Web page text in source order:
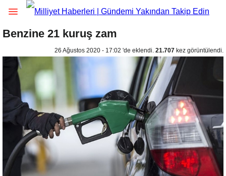
Benzine 21 kuruş zam
26 Ağustos 2020 - 17:02 'de eklendi. 21.707 kez görüntülendi.